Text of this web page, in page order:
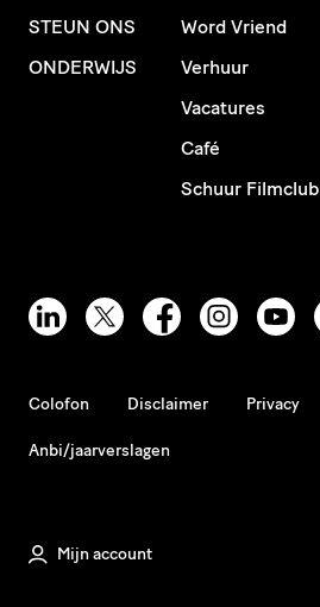
STEUN ONS
ONDERWIJS
Word Vriend
Verhuur
Vacatures
Café
Schuur Filmclub
Colofon Disclaimer Privacy
Anbi/jaarverslagen
Mijn account